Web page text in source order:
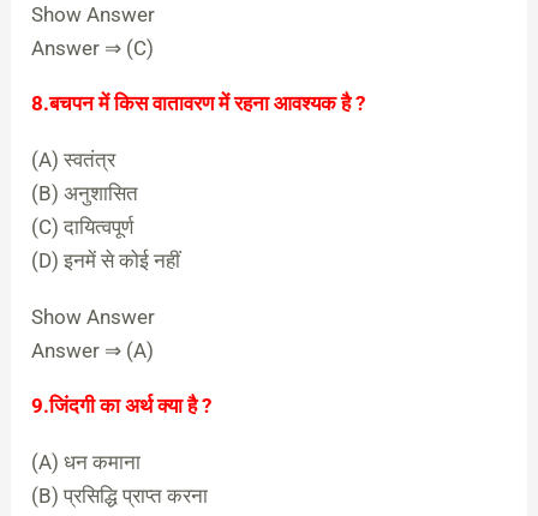
Show Answer
Answer ⇒ (C)
8.बचपन में किस वातावरण में रहना आवश्यक है ?
(A) स्वतंत्र
(B) अनुशासित
(C) दायित्वपूर्ण
(D) इनमें से कोई नहीं
Show Answer
Answer ⇒ (A)
9.जिंदगी का अर्थ क्या है ?
(A) धन कमाना
(B) प्रसिद्धि प्राप्त करना